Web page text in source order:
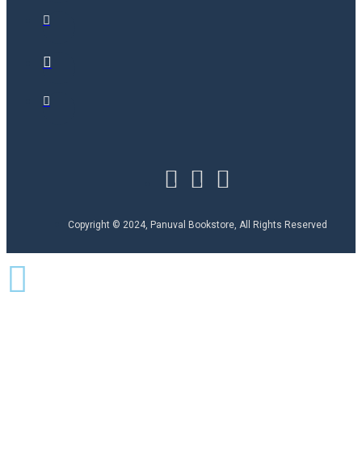
Copyright © 2024, Panuval Bookstore, All Rights Reserved